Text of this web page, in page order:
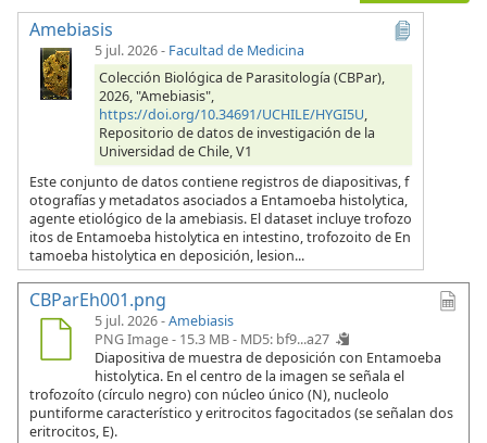
Amebiasis
5 jul. 2026- Facultad de Medicina
Colección Biológica de Parasitología (CBPar),
2026, "Amebiasis",
https://doi.org/10.34691/UCHILE/HYGI5U,
Repositorio de datos de investigación de la
Universidad de Chile, V1
Este conjunto de datos contiene registros de diapositivas, f
otografías y metadatos asociados a Entamoeba histolytica,
agente etiológico de la amebiasis. El dataset incluye trofozo
itos de Entamoeba histolytica en intestino, trofozoito de En
tamoeba histolytica en deposición, lesion...
CBParEh001.png
5 jul. 2026 -Amebiasis
PNG Image - 15.3 MB - MD5: bf9...a27
Diapositiva de muestra de deposición con Entamoeba
histolytica. En el centro de la imagen se señala el
trofozoíto (círculo negro) con núcleo único (N), nucleolo
puntiforme característico y eritrocitos fagocitados (se señalan dos
eritrocitos, E).